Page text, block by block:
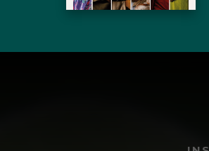
fragiles fondations de Venise